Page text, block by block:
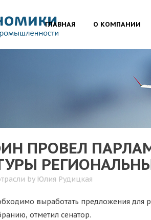
ГЛАВНАЯ О КОМПАНИИ
ПРОВЕЛ
by Юлия Рудицкая
выработать предложения для
отметил сенатор.